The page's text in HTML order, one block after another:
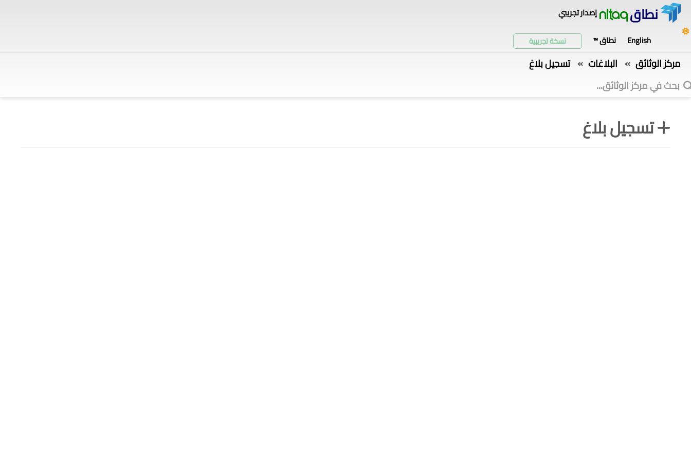
نطاقnitaqإصدار تجريبي
نسخة تجريبية نطاق ™ English
مركز الوثائق » البلاغات » تسجيل بلاغ
تسجيل بلاغ